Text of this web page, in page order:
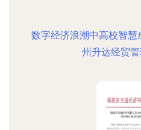
数字经济浪潮中高校智
州升达经贸